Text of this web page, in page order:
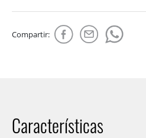
Compartir:
Características